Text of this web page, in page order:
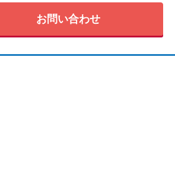
お問い合わせ